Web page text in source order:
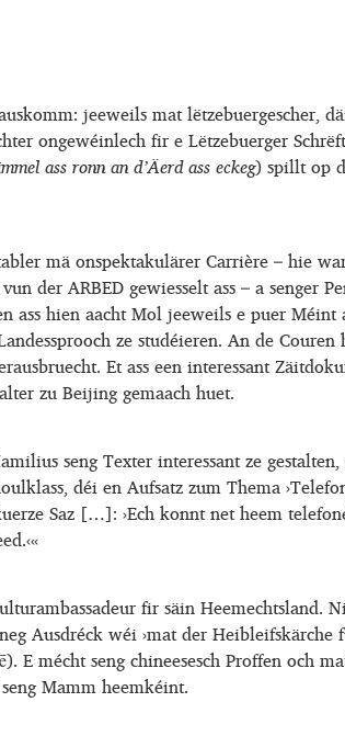
jeeweils mat lëtzebuergescher,
ongewéinlech fir e Lëtzebuerger
ass ronn an dʼÄerd ass eckeg) spillt op
mä onspektakulärer Carrière – hie
der ARBED gewiesselt ass – a senger
ass hien aacht Mol jeeweils e puer Méint
ze studéieren. An de
Et ass een interessant
zu Beijing gemaach huet.
seng Texter interessant ze
déi en Aufsatz zum Thema
Saz […]: ›Ech konnt net heem
fir säin Heemechtsland.
Ausdréck wéi ›mat der Heibleifskärche
E mécht seng chineesesch Proffen och
Mamm heemkéint.